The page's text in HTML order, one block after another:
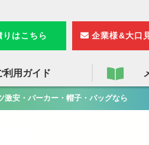
はこちら 企業様&大口
利用ガイド
激安・パーカー・帽子・バッグなら
索